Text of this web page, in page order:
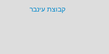
קבוצת עינבר